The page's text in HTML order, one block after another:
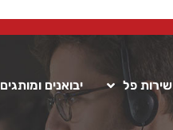
שירות פל יבואנים ומותגים